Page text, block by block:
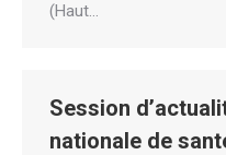
(Haut…
Session
nationale de